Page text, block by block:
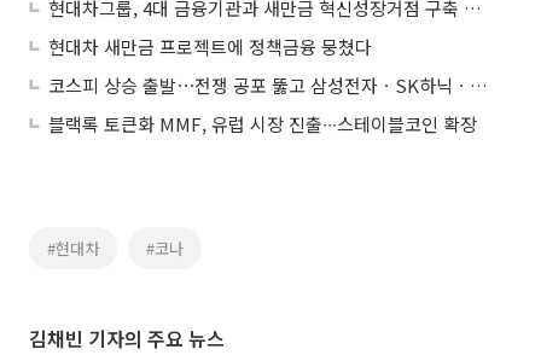
현대차그룹, 4대 금융기관과 새만금 혁신성장거점 구축 가속 "9조 단계적 투자"
현대차 새만금 프로젝트에 정책금융 뭉쳤다
코스피 상승 출발⋯전쟁 공포 뚫고 삼성전자ㆍSK하닉ㆍ현대차 강세
블랙록 토큰화 MMF, 유럽 시장 진출∙∙∙스테이블코인 확장
#현대차 #코나
김채빈 기자의 주요 뉴스